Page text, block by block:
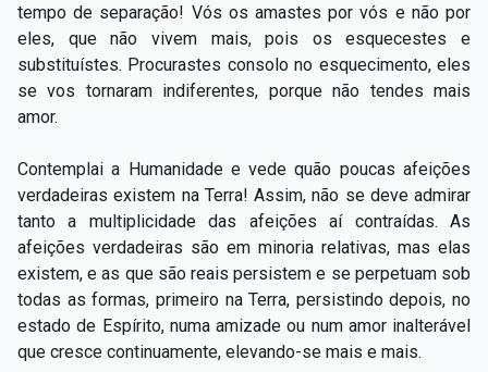
tempo de separação! Vós os amastes por vós e não por
eles, que não vivem mais, pois os esquecestes e
substituístes. Procurastes consolo no esquecimento, eles
se vos tornaram indiferentes, porque não tendes mais
amor.
Contemplai a Humanidade e vede quão poucas afeições
verdadeiras existem na Terra! Assim, não se deve admirar
tanto a multiplicidade das afeições aí contraídas. As
afeições verdadeiras são em minoria relativas, mas elas
existem, e as que são reais persistem e se perpetuam sob
todas as formas, primeiro na Terra, persistindo depois, no
estado de Espírito, numa amizade ou num amor inalterável
que cresce continuamente, elevando-se mais e mais.